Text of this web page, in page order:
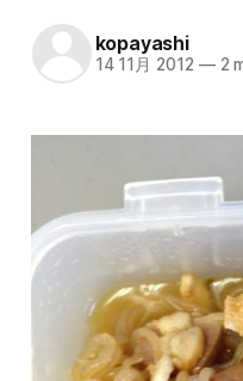
kopayashi
14 11月 2012 —2